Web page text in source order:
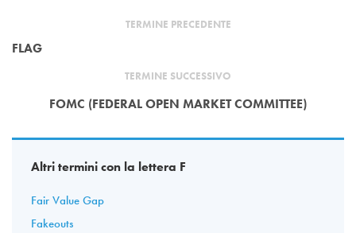
TERMINE PRECEDENTE
FLAG
TERMINE SUCCESSIVO
FOMC (FEDERAL OPEN MARKET COMMITTEE)
Altri termini con la lettera F
Fair Value Gap
Fakeouts